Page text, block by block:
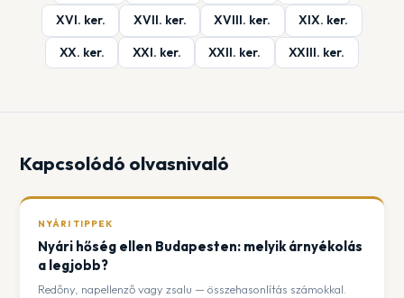
XVI. ker.
XVII. ker. XVIII. ker.
XIX. ker.
XX. ker.
XXI. ker. XXII. ker. XXIII. ker.
Kapcsolódó olvasnivaló
NYÁRI TIPPEK
Nyári hőség ellen Budapesten: melyik árnyékolás
a legjobb?
Redőny, napellenző vagy zsalu — összehasonlítás számokkal.